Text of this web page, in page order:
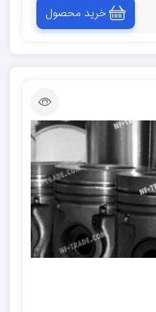
خرید محصول